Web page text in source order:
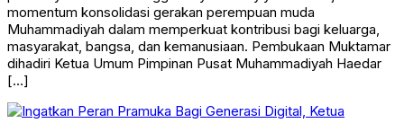
momentum konsolidasi gerakan perempuan muda
Muhammadiyah dalam memperkuat kontribusi bagi keluarga,
masyarakat, bangsa, dan kemanusiaan. Pembukaan Muktamar
dihadiri Ketua Umum Pimpinan Pusat Muhammadiyah Haedar
[…]